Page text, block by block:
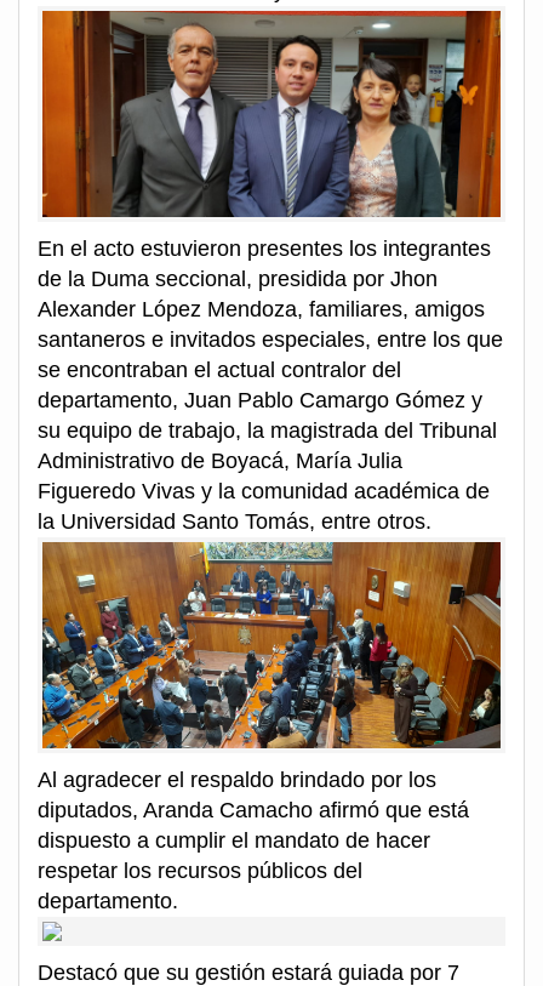
En el acto estuvieron presentes los integrantes
de la Duma seccional, presidida por Jhon
Alexander López Mendoza, familiares, amigos
santaneros e invitados especiales, entre los que
se encontraban el actual contralor del
departamento, Juan Pablo Camargo Gómez y
su equipo de trabajo, la magistrada del Tribunal
Administrativo de Boyacá, María Julia
Figueredo Vivas y la comunidad académica de
la Universidad Santo Tomás, entre otros.
Al agradecer el respaldo brindado por los
diputados, Aranda Camacho afirmó que está
dispuesto a cumplir el mandato de hacer
respetar los recursos públicos del
departamento.
Destacó que su gestión estará guiada por 7